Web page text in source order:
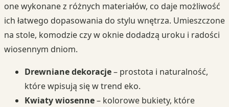
one wykonane z różnych materiałów, co daje możliwość
ich łatwego dopasowania do stylu wnętrza. Umieszczone
na stole, komodzie czy w oknie dodadzą uroku i radości
wiosennym dniom.
Drewniane dekoracje– prostota i naturalność,
które wpisują się w trend eko.
Kwiaty wiosenne– kolorowe bukiety, które